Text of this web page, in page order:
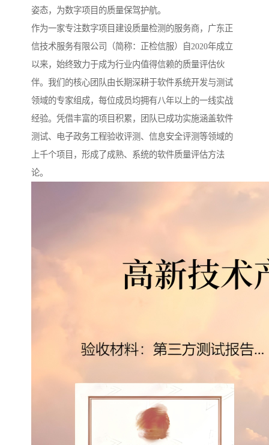
姿态，为数字项目的质量保驾护航。
作为一家专注数字项目建设质量检测的服务商，广东正
信技术服务有限公司（简称：正检信服）自2020年成立
以来，始终致力于成为行业内值得信赖的质量评估伙
伴。我们的核心团队由长期深耕于软件系统开发与测试
领域的专家组成，每位成员均拥有八年以上的一线实战
经验。凭借丰富的项目积累，团队已成功实施涵盖软件
测试、电子政务工程验收评测、信息安全评测等领域的
上千个项目，形成了成熟、系统的软件质量评估方法
论。